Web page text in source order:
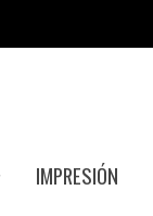
IMPRESIÓN